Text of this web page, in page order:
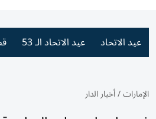
عيد الاتحاد عيد الاتحاد الـ 53
الإمارات/أخبار الدار